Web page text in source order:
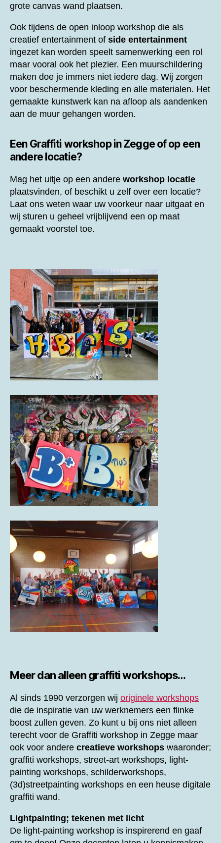
grote canvas wand plaatsen.
Ook tijdens de open inloop workshop die als
creatief entertainment of side entertainment
ingezet kan worden speelt samenwerking een rol
maar vooral ook het plezier. Een muurschildering
maken doe je immers niet iedere dag. Wij zorgen
voor beschermende kleding en alle materialen. Het
gemaakte kunstwerk kan na afloop als aandenken
aan de muur gehangen worden.
Een Graffiti workshop in Zegge of op een
andere locatie?
Mag het uitje op een andere workshop locatie
plaatsvinden, of beschikt u zelf over een locatie?
Laat ons weten waar uw voorkeur naar uitgaat en
wij sturen u geheel vrijblijvend een op maat
gemaakt voorstel toe.
Meer dan alleen graffiti workshops…
Al sinds 1990 verzorgen wij originele workshops
die de inspiratie van uw werknemers een flinke
boost zullen geven. Zo kunt u bij ons niet alleen
terecht voor de Graffiti workshop in Zegge maar
ook voor andere creatieve workshops waaronder;
graffiti workshops, street-art workshops, light-
painting workshops, schilderworkshops,
(3d)streetpainting workshops en een heuse digitale
graffiti wand.
Lightpainting; tekenen met licht
De light-painting workshop is inspirerend en gaaf